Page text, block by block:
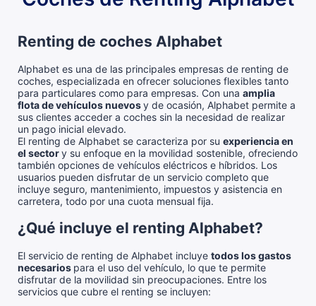
Renting de coches Alphabet
Alphabet es una de las principales empresas de renting de
coches, especializada en ofrecer soluciones flexibles tanto
para particulares como para empresas. Con una amplia
flota de vehículos nuevosy de ocasión, Alphabet permite a
sus clientes acceder a coches sin la necesidad de realizar
un pago inicial elevado.
El renting de Alphabet se caracteriza por su experiencia en
el sectory su enfoque en la movilidad sostenible, ofreciendo
también opciones de vehículos eléctricos e híbridos. Los
usuarios pueden disfrutar de un servicio completo que
incluye seguro, mantenimiento, impuestos y asistencia en
carretera, todo por una cuota mensual fija.
¿Qué incluye el renting Alphabet?
El servicio de renting de Alphabet incluye todos los gastos
necesarios para el uso del vehículo, lo que te permite
disfrutar de la movilidad sin preocupaciones. Entre los
servicios que cubre el renting se incluyen: